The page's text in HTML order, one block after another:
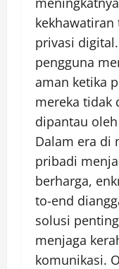
kekhawatiran
privasi
pengguna
aman ketika
mereka tidak
dipantau
Dalam era di
pribadi
berharga,
to-end
solusi
menjaga
komunikasi.